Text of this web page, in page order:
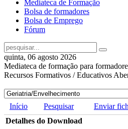
Mediateca de Formação
Bolsa de formadores
Bolsa de Emprego
Fórum
quinta, 06 agosto 2026
Mediateca de formação para
Recursos Formativos / Educativos
Início Pesquisar Enviar
Detalhes do Download